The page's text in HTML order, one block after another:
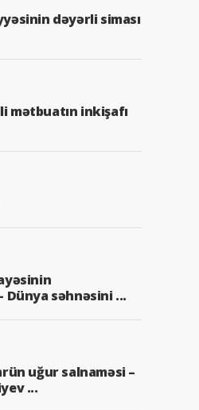
dəyərli siması
mətbuatın inkişafı
Dünya səhnəsini ...
uğur salnaməsi –
...